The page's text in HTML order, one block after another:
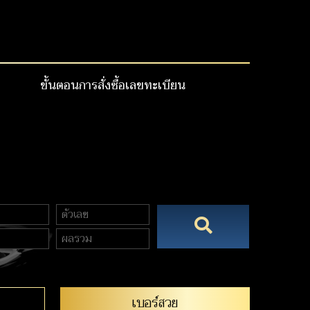
ขั้นตอนการสั่งซื้อเลขทะเบียน
เบอร์สวย